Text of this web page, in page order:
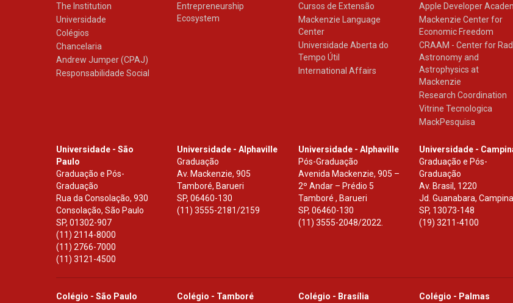
The Institution
Universidade
Colégios
Chancelaria
Andrew Jumper (CPAJ)
Responsabilidade Social
Entrepreneurship
Ecosystem
Cursos de Extensão
Mackenzie Language
Center
Universidade Aberta do
Tempo Útil
International Affairs
Apple Developer
Mackenzie Center for
Economic Freedom
CRAAM - Center for
Astronomy and
Astrophysics at
Mackenzie
Research Coordination
Vitrine Tecnologica
MackPesquisa
Universidade - São
Paulo
Graduação e Pós-
Graduação
Rua da Consolação, 930
Consolação, São Paulo
SP, 01302-907
(11) 2114-8000
(11) 2766-7000
(11) 3121-4500
Universidade - Alphaville
Graduação
Av. Mackenzie, 905
Tamboré, Barueri
SP,06460-130
(11) 3555-2181/2159
Universidade - Alphaville
Pós-Graduação
Avenida Mackenzie, 905 –
2º Andar – Prédio 5
Tamboré , Barueri
SP, 06460-130
(11) 3555-2048/2022.
Universidade -
Graduação e Pós-
Graduação
Av. Brasil, 1220
Jd. Guanabara,
SP, 13073-148
(19) 3211-4100
Colégio - São Paulo
Colégio - Tamboré
Colégio - Brasília
Colégio - Palmas